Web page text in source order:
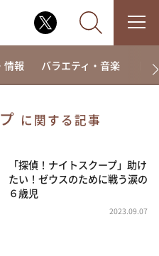
・
ィ！～ やすとものいたっ
情報 バラエティ・音楽 ド
に関する記事
「探偵！ナイトスクープ」助け
たい！ゼウスのために戦う涙の
６歳児
2023.09.07